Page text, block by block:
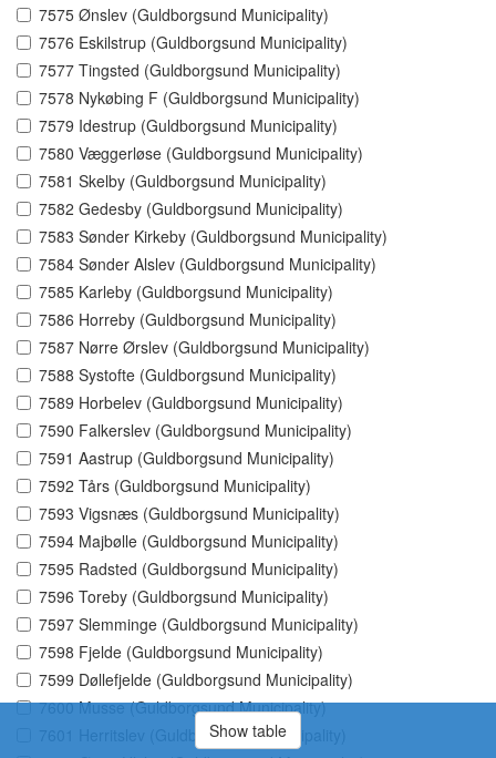
7575 Ønslev (Guldborgsund Municipality)
7576 Eskilstrup (Guldborgsund Municipality)
7577 Tingsted (Guldborgsund Municipality)
7578 Nykøbing F (Guldborgsund Municipality)
7579 Idestrup (Guldborgsund Municipality)
7580 Væggerløse (Guldborgsund Municipality)
7581 Skelby (Guldborgsund Municipality)
7582 Gedesby (Guldborgsund Municipality)
7583 Sønder Kirkeby (Guldborgsund Municipality)
7584 Sønder Alslev (Guldborgsund Municipality)
7585 Karleby (Guldborgsund Municipality)
7586 Horreby (Guldborgsund Municipality)
7587 Nørre Ørslev (Guldborgsund Municipality)
7588 Systofte (Guldborgsund Municipality)
7589 Horbelev (Guldborgsund Municipality)
7590 Falkerslev (Guldborgsund Municipality)
7591 Aastrup (Guldborgsund Municipality)
7592 Tårs (Guldborgsund Municipality)
7593 Vigsnæs (Guldborgsund Municipality)
7594 Majbølle (Guldborgsund Municipality)
7595 Radsted (Guldborgsund Municipality)
7596 Toreby (Guldborgsund Municipality)
7597 Slemminge (Guldborgsund Municipality)
7598 Fjelde (Guldborgsund Municipality)
7599 Døllefjelde (Guldborgsund Municipality)
7600 Musse (Guldborgsund Municipality)
7601 Herritslev (Guldborgsund Municipality)
Show table